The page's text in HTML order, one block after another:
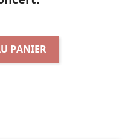
PANIER